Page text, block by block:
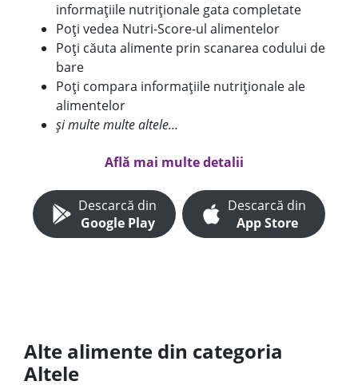
informațiile nutriționale gata completate
Poți vedea Nutri-Score-ul alimentelor
Poți căuta alimente prin scanarea codului de
bare
Poți compara informațiile nutriționale ale
alimentelor
și multe multe altele...
Află mai multe detalii
Descarcă din
Google Play
Descarcă din
App Store
Alte alimente din categoria
Altele